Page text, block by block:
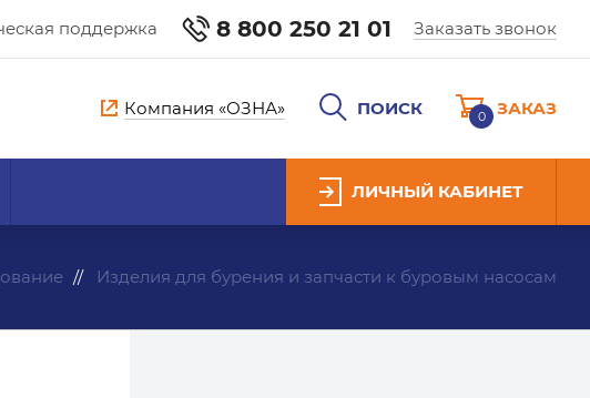
поддержка 8 800 250 21 01 Заказать звонок
Компания «ОЗНА» ПОИСК 0 ЗАКАЗ
ЛИЧНЫЙ КАБИНЕТ
Изделия для бурения и запчасти к буровым насосам